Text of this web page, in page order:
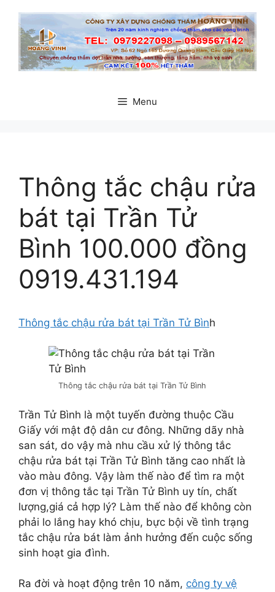
dung
Menu
Thông tắc chậu rửa
bát tại Trần Tử
Bình 100.000 đồng
0919.431.194
Thông tắc chậu rửa bát tại Trần Tử Bình
Thông tắc chậu rửa bát tại Trần Tử Bình
Trần Tử Bình là một tuyến đường thuộc Cầu
Giấy với mật độ dân cư đông. Những dãy nhà
san sát, do vậy mà nhu cầu xử lý thông tắc
chậu rửa bát tại Trần Tử Bình tăng cao nhất là
vào màu đông. Vậy làm thế nào để tìm ra một
đơn vị thông tắc tại Trần Tử Bình uy tín, chất
lượng,giá cả hợp lý? Làm thế nào để không còn
phải lo lắng hay khó chịu, bực bội về tình trạng
tắc chậu rửa bát làm ảnh hưởng đến cuộc sống
sinh hoạt gia đình.
Ra đời và hoạt động trên 10 năm, công ty vệ